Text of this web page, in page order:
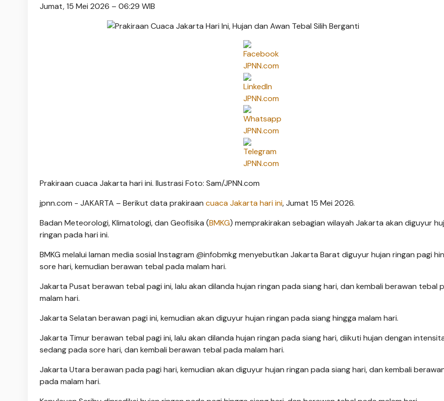
Jumat, 15 Mei 2026 – 06:29 WIB
Prakiraan cuaca Jakarta hari ini. Ilustrasi Foto: Sam/JPNN.com
jpnn.com - JAKARTA – Berikut data prakiraan cuaca Jakarta hari ini, Jumat 15 Mei 2026.
Badan Meteorologi, Klimatologi, dan Geofisika (BMKG) memprakirakan sebagian wilayah Jakarta akan diguyur
ringan pada hari ini.
BMKG melalui laman media sosial Instagram @infobmkg menyebutkan Jakarta Barat diguyur hujan ringan pagi
sore hari, kemudian berawan tebal pada malam hari.
Jakarta Pusat berawan tebal pagi ini, lalu akan dilanda hujan ringan pada siang hari, dan kembali berawan tebal
malam hari.
Jakarta Selatan berawan pagi ini, kemudian akan diguyur hujan ringan pada siang hingga malam hari.
Jakarta Timur berawan tebal pagi ini, lalu akan dilanda hujan ringan pada siang hari, diikuti hujan dengan
sedang pada sore hari, dan kembali berawan tebal pada malam hari.
Jakarta Utara berawan pada pagi hari, kemudian akan diguyur hujan ringan pada siang hari, dan kembali
pada malam hari.